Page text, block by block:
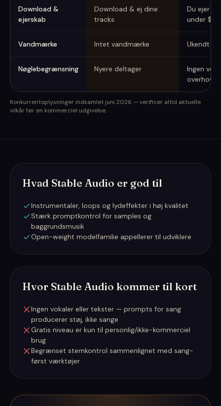
Download &
ejerskab
Download & ej dine
tracks
Du ejer
under
Vandmærke Intet vandmærke Ukendt
Nøglebegrænsning Nyere deltager
Ingen
Konkurrentoplysninger indsamlet juni 2026 — verificer altid aktuelle
vilkår før en kommerciel udgivelse.
Hvad Stable Audio er god til
Instrumentaler, loops og lydeffekter i høj kvalitet
Stærk promptkontrol for samples og
baggrundsmusik
Open-weight modelfamilie appellerer til udviklere
Hvor Stable Audio kommer til kort
Ingen vokaler eller tekster — prompts for sang
producerer støj, ikke sange
Gratis niveau er kun til personlig/ikke-kommerciel
brug
Begrænset stemkontrol sammenlignet med sang-
først værktøjer